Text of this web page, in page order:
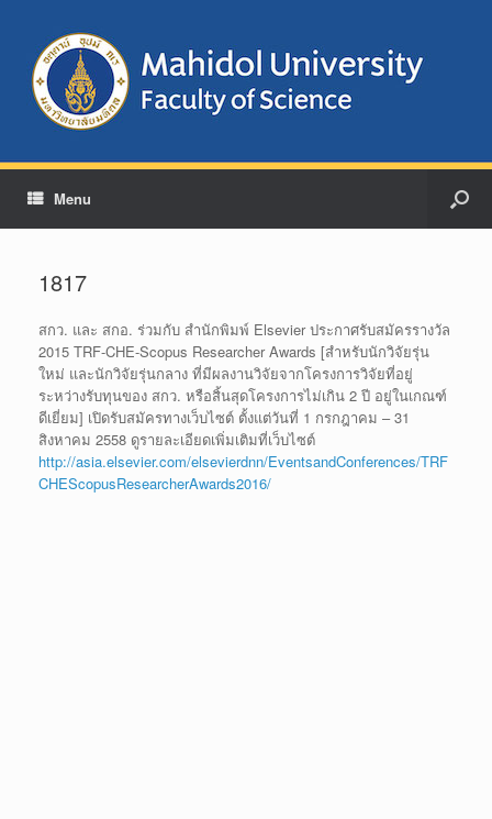
Menu
1817
สกว. และ สกอ. ร่วมกับ สำนักพิมพ์ Elsevier ประกาศรับสมัครรางวัล
2015 TRF-CHE-Scopus Researcher Awards [สำหรับนักวิจัยรุ่น
ใหม่ และนักวิจัยรุ่นกลาง ที่มีผลงานวิจัยจากโครงการวิจัยที่อยู่
ระหว่างรับทุนของ สกว. หรือสิ้นสุดโครงการไม่เกิน 2 ปี อยู่ในเกณฑ์
ดีเยี่ยม] เปิดรับสมัครทางเว็บไซต์ ตั้งแต่วันที่ 1 กรกฎาคม – 31
สิงหาคม 2558 ดูรายละเอียดเพิ่มเติมที่เว็บไซต์
http://asia.elsevier.com/elsevierdnn/EventsandConferences/TRF
CHEScopusResearcherAwards2016/